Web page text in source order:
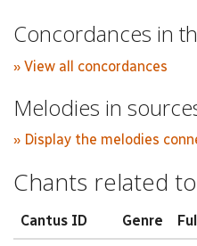
Concordances in
» View all concordances
Melodies in
» Display the melodies
Chants related
Cantus ID Genre